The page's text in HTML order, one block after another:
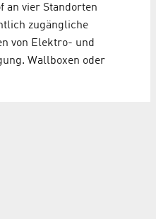
an vier Standorten
zugängliche
von Elektro- und
Wallboxen oder